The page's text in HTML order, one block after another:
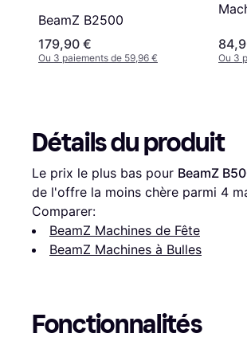
BeamZ B2500
179,90 €
Ou 3 paiements de 59,96 € Ou 3
Détails du produit
Le prix le plus bas pour BeamZ
de l'offre la moins chère parmi 4
Comparer:
BeamZ Machines de Fête
BeamZ Machines à Bulles
Fonctionnalités